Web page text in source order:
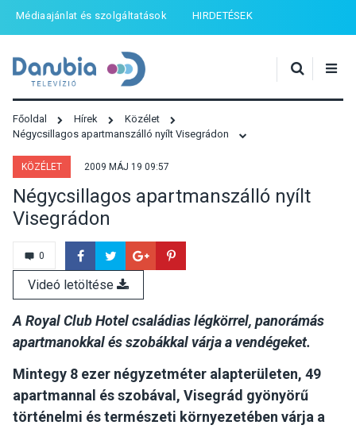
Médiaajánlat és szolgáltatások HIRDETÉSEK
Főoldal Hírek
Közélet
Négycsillagos apartmanszálló nyílt Visegrádon
KÖZÉLET 2009 MÁJ 19 09:57
Négycsillagos apartmanszálló nyílt
Visegrádon
0
Videó letöltése
A Royal Club Hotel családias légkörrel, panorámás
apartmanokkal és szobákkal várja a vendégeket.
Mintegy 8 ezer négyzetméter alapterületen, 49
apartmannal és szobával, Visegrád gyönyörű
történelmi és természeti környezetében várja a